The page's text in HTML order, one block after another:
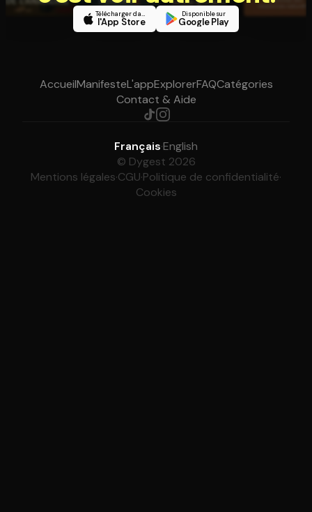
Télécharger dans
l'App Store
Disponible sur
Google Play
AccueilManifesteL'appExplorerFAQCatégories
Contact & Aide
Français·English
© Dygest 2026
Mentions légales·CGU·Politique de confidentialité·
Cookies